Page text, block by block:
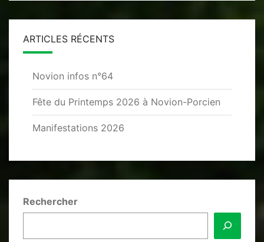
ARTICLES RÉCENTS
Novion infos n°64
Fête du Printemps 2026 à Novion-Porcien
Manifestations 2026
Rechercher